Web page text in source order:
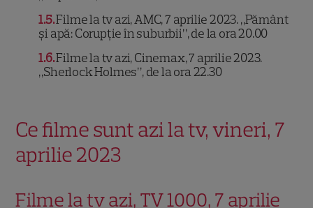
1.5Filme la tv azi, AMC, 7 aprilie 2023. „Pământ
și apă: Corupție în suburbii”, de la ora 20.00
1.6Filme la tv azi, Cinemax, 7 aprilie 2023.
„Sherlock Holmes”, de la ora 22.30
Ce filme sunt azi la tv, vineri, 7
aprilie 2023
Filme la tv azi, TV 1000, 7 aprilie